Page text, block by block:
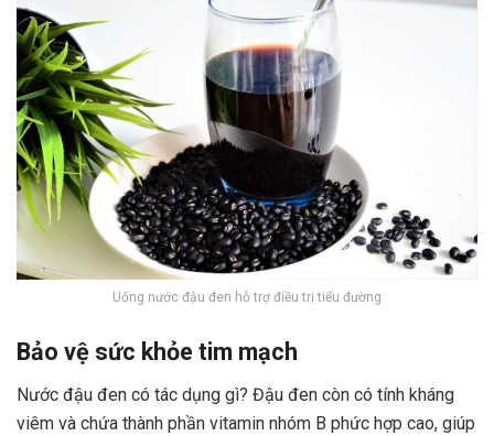
Uống nước đậu đen hỗ trợ điều trị tiểu đường
Bảo vệ sức khỏe tim mạch
Nước đậu đen có tác dụng gì? Đậu đen còn có tính kháng
viêm và chứa thành phần vitamin nhóm B phức hợp cao, giúp